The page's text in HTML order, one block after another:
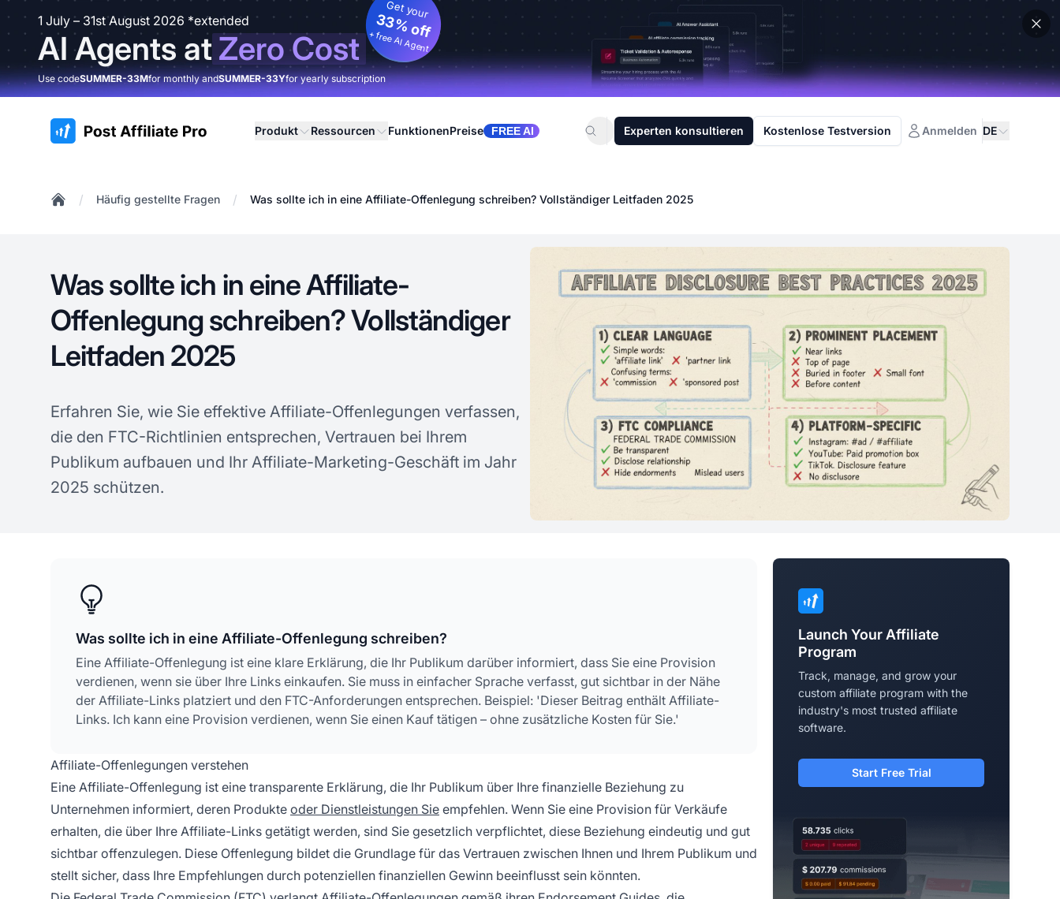
1 July – 31st August 2026 *extended
AI Agents atZero Cost
Get your
33% off
+ free AI Agent
Use codeSUMMER-33Mfor monthly andSUMMER-33Yfor yearly subscription
:site.title Produkt Ressourcen FunktionenPreise FREE AI Experten konsultieren Kostenlose Testversion Anmelden DE
/ Häufig gestellte Fragen / Was sollte ich in eine Affiliate-Offenlegung schreiben? Vollständiger Leitfaden 2025
Was sollte ich in eine Affiliate-
Offenlegung schreiben? Vollständiger
Leitfaden 2025
Erfahren Sie, wie Sie effektive Affiliate-Offenlegungen verfassen,
die den FTC-Richtlinien entsprechen, Vertrauen bei Ihrem
Publikum aufbauen und Ihr Affiliate-Marketing-Geschäft im Jahr
2025 schützen.
Was sollte ich in eine Affiliate-Offenlegung schreiben?
Eine Affiliate-Offenlegung ist eine klare Erklärung, die Ihr Publikum darüber informiert, dass Sie eine Provision
verdienen, wenn sie über Ihre Links einkaufen. Sie muss in einfacher Sprache verfasst, gut sichtbar in der Nähe
der Affiliate-Links platziert und den FTC-Anforderungen entsprechen. Beispiel: 'Dieser Beitrag enthält Affiliate-
Links. Ich kann eine Provision verdienen, wenn Sie einen Kauf tätigen – ohne zusätzliche Kosten für Sie.'
Affiliate-Offenlegungen verstehen
Eine Affiliate-Offenlegung ist eine transparente Erklärung, die Ihr Publikum über Ihre finanzielle Beziehung zu
Unternehmen informiert, deren Produkte oder Dienstleistungen Sie empfehlen. Wenn Sie eine Provision für Verkäufe
erhalten, die über Ihre Affiliate-Links getätigt werden, sind Sie gesetzlich verpflichtet, diese Beziehung eindeutig und gut
sichtbar offenzulegen. Diese Offenlegung bildet die Grundlage für das Vertrauen zwischen Ihnen und Ihrem Publikum und
stellt sicher, dass Ihre Empfehlungen durch potenziellen finanziellen Gewinn beeinflusst sein könnten.
Launch Your Affiliate
Program
Track, manage, and grow your
custom affiliate program with the
industry's most trusted affiliate
software.
Start Free Trial